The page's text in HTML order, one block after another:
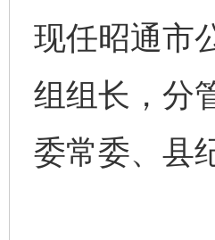
现任昭通市
组组长，分
委常委、县